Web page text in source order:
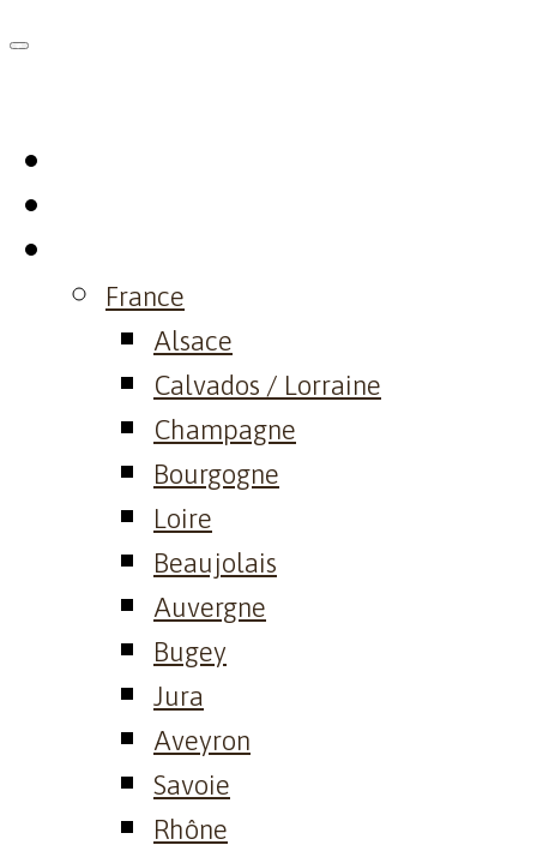
to
France
Alsace
Calvados / Lorraine
Champagne
Bourgogne
Loire
Beaujolais
Auvergne
Bugey
Jura
Aveyron
Savoie
Rhône